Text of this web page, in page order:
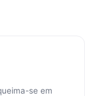
se em